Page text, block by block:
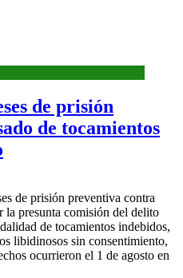
de prisión
de tocamientos
de prisión preventiva contra
la presunta comisión del delito
de tocamientos indebidos,
libidinosos sin consentimiento,
ocurrieron el 1 de agosto en